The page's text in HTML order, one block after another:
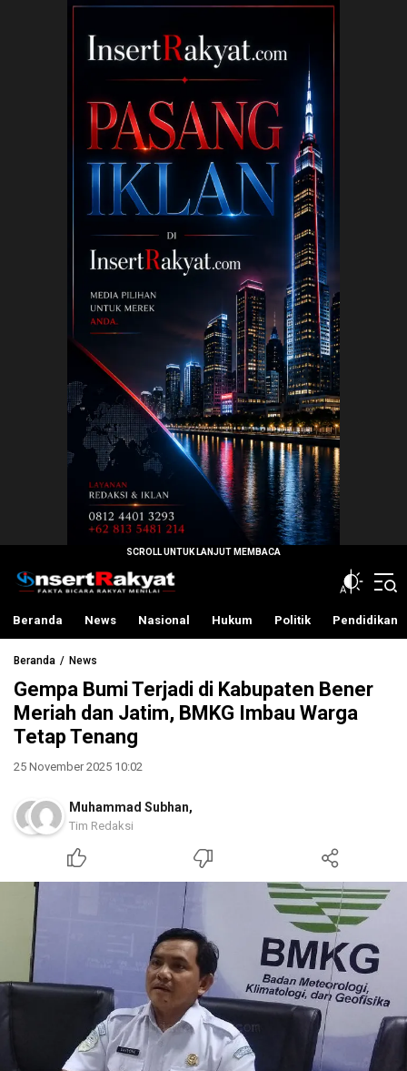
InsertRakyat.com
Fakta Bicara Rakyat Menilai
Beranda News Nasional Hukum Politik Pendidikan
Beranda News
Gempa Bumi Terjadi di Kabupaten Bener
Meriah dan Jatim, BMKG Imbau Warga
Tetap Tenang
25 November 2025 10:02
Muhammad Subhan,
Tim Redaksi